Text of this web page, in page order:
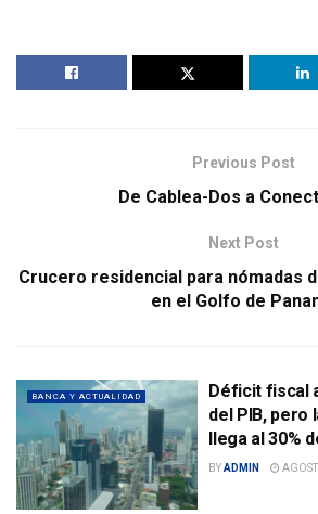
Previous Post
De Cablea-Dos a
Next Post
Crucero residencial para nómadas
en el Golfo de
BANCA Y ACTUALIDAD
Déficit fiscal
del PIB, pero
llega al 30%
BYADMIN